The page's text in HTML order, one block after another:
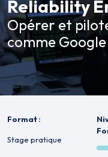
Reliability
Opérer et
comme Google
Format :
Stage pratique